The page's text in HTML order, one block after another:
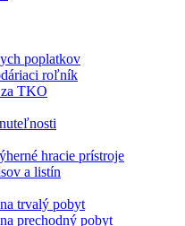
poplatkov
roľník
TKO
hracie prístroje
a listín
trvalý pobyt
prechodný pobyt